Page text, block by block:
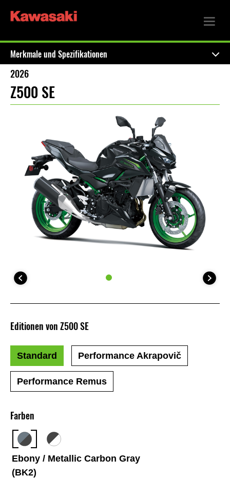
Merkmale und Spezifikationen
2026
Z500 SE
Farben
Ebony / Metallic Carbon Gray
(BK2)
Editionen von Z500 SE
Standard Performance Akrapovič
Performance Remus